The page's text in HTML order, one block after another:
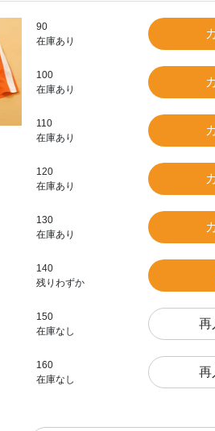
90
在庫あり
100
在庫あり
110
在庫あり
120
在庫あり
130
在庫あり
140
残りわずか
150
在庫なし
再
160
在庫なし
再